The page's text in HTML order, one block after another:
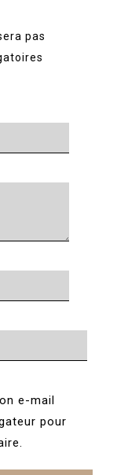
pas
e-mail
pour